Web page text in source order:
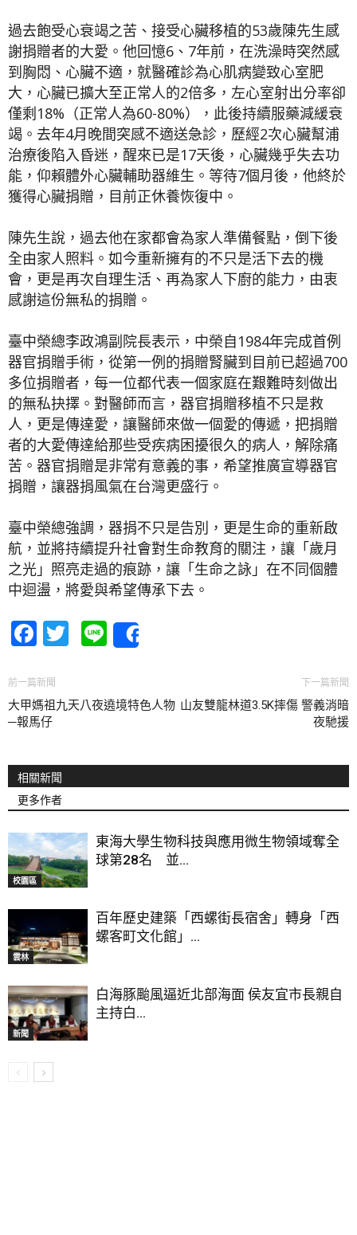
過去飽受心衰竭之苦、接受心臟移植的53歲陳先生感
謝捐贈者的大愛。他回憶6、7年前，在洗澡時突然感
到胸悶、心臟不適，就醫確診為心肌病變致心室肥
大，心臟已擴大至正常人的2倍多，左心室射出分率卻
僅剩18%（正常人為60-80%），此後持續服藥減緩衰
竭。去年4月晚間突感不適送急診，歷經2次心臟幫浦
治療後陷入昏迷，醒來已是17天後，心臟幾乎失去功
能，仰賴體外心臟輔助器維生。等待7個月後，他終於
獲得心臟捐贈，目前正休養恢復中。
陳先生說，過去他在家都會為家人準備餐點，倒下後
全由家人照料。如今重新擁有的不只是活下去的機
會，更是再次自理生活、再為家人下廚的能力，由衷
感謝這份無私的捐贈。
臺中榮總李政鴻副院長表示，中榮自1984年完成首例
器官捐贈手術，從第一例的捐贈腎臟到目前已超過700
多位捐贈者，每一位都代表一個家庭在艱難時刻做出
的無私抉擇。對醫師而言，器官捐贈移植不只是救
人，更是傳達愛，讓醫師來做一個愛的傳遞，把捐贈
者的大愛傳達給那些受疾病困擾很久的病人，解除痛
苦。器官捐贈是非常有意義的事，希望推廣宣導器官
捐贈，讓器捐風氣在台灣更盛行。
臺中榮總強調，器捐不只是告別，更是生命的重新啟
航，並將持續提升社會對生命教育的關注，讓「歲月
之光」照亮走過的痕跡，讓「生命之詠」在不同個體
中迴盪，將愛與希望傳承下去。
Facebook
Twitter
Line
前一篇新聞
大甲媽祖九天八夜遶境特色人物
─報馬仔
下一篇新聞
山友雙龍林道3.5K摔傷 警義消暗
夜馳援
相關新聞
更多作者
校園區
東海大學生物科技與應用微生物領域奪全
球第28名 並...
雲林
百年歷史建築「西螺街長宿舍」轉身「西
螺客町文化館」...
新聞
白海豚颱風逼近北部海面 侯友宜市長親自
主持白...